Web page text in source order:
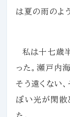
は夏の雨のよ
私は十七歳
った。瀬戸内
そう遠くない
ぽい光が閑散